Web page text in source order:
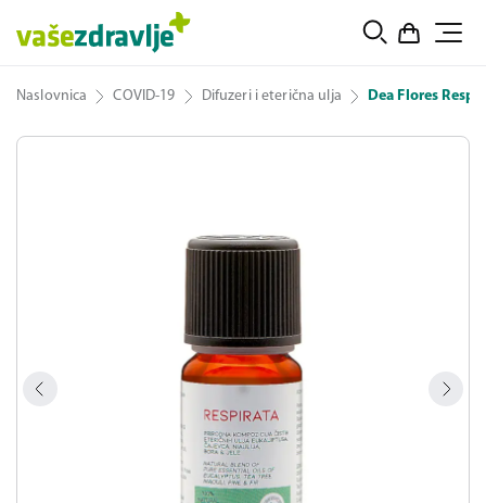
Naslovnica COVID-19 Difuzeri i eterična ulja Dea Flores